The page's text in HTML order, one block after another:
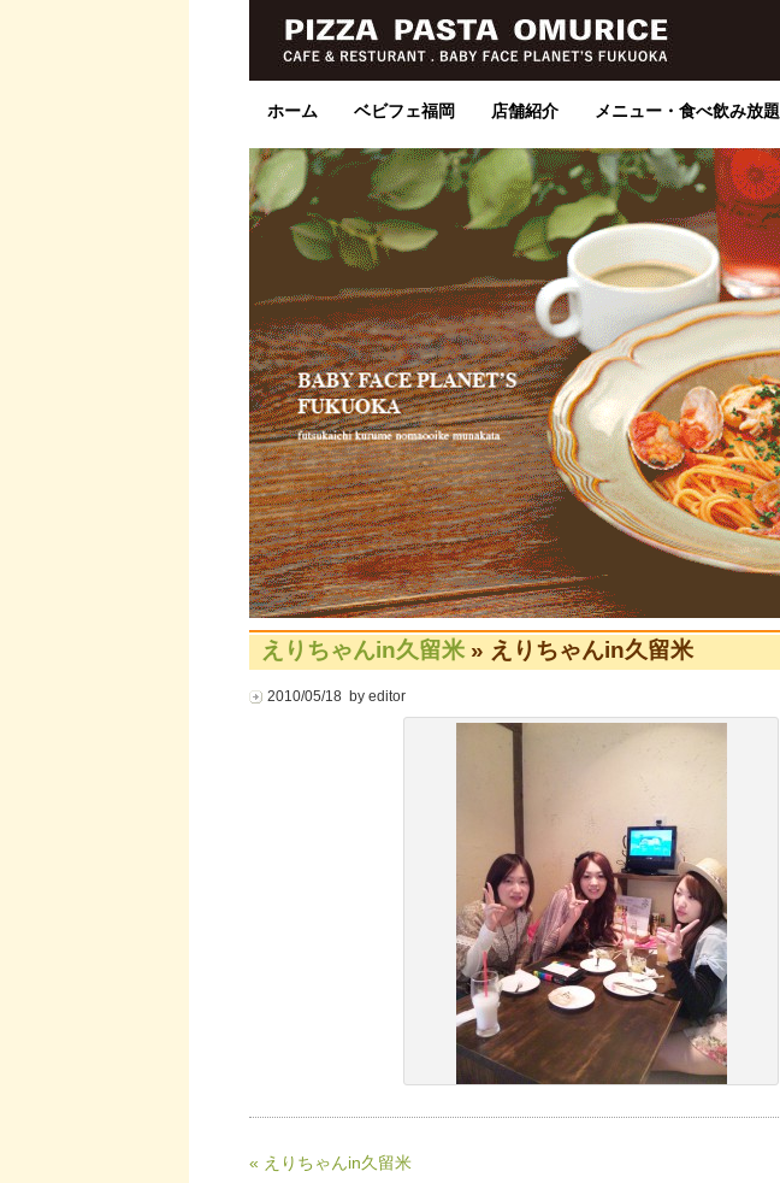
ホーム ベビフェ福岡 店舗紹介 メニュー・食べ飲み放題
えりちゃんin久留米 » えりちゃんin久留米
2010/05/18 by editor
« えりちゃんin久留米